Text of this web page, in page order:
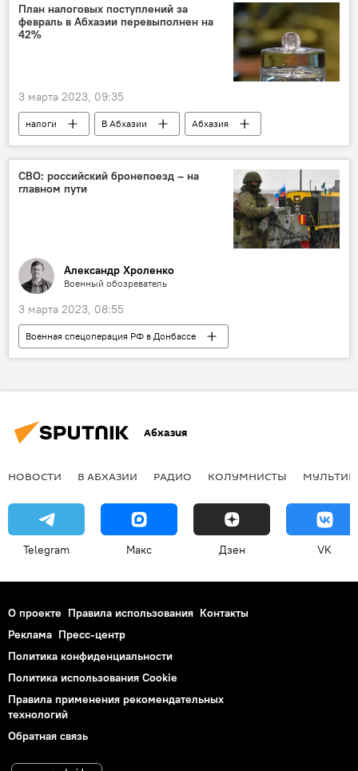
План налоговых поступлений за
февраль в Абхазии перевыполнен на
42%
3 марта 2023, 09:35
налоги В Абхазии Абхазия
СВО: российский бронепоезд – на
главном пути
Александр Хроленко
Военный обозреватель
3 марта 2023, 08:55
Военная спецоперация РФ в Донбассе
Аналитика
Россия
Украина
Абхазия
НОВОСТИ В АБХАЗИИ РАДИО КОЛУМНИСТЫ
Telegram Макс Дзен VK
О проекте Правила использования Контакты
Реклама Пресс-центр
Политика конфиденциальности
Политика использования Cookie
Правила применения рекомендательных
технологий
Обратная связь